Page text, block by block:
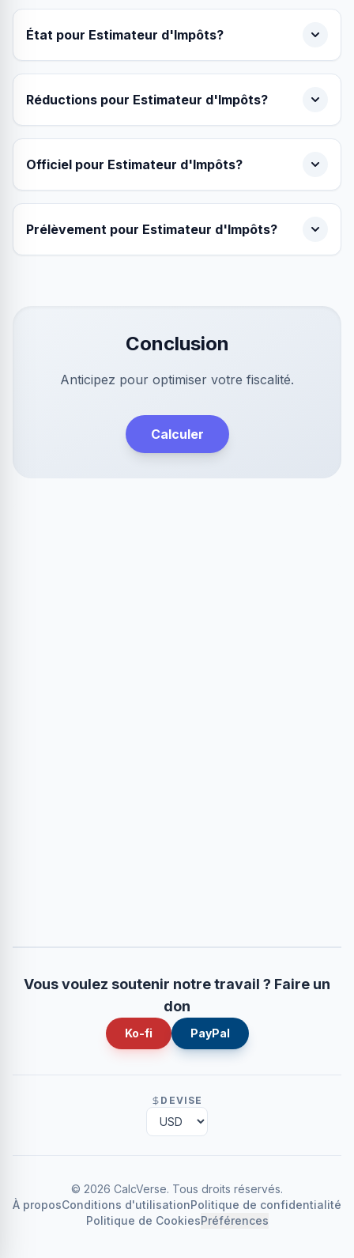
État pour Estimateur d'Impôts?
Réductions pour Estimateur d'Impôts?
Officiel pour Estimateur d'Impôts?
Prélèvement pour Estimateur d'Impôts?
Conclusion
Anticipez pour optimiser votre fiscalité.
Calculer
Vous voulez soutenir notre travail ? Faire un
don
Ko-fi PayPal
DEVISE
© 2026 CalcVerse. Tous droits réservés.
À proposConditions d'utilisationPolitique de confidentialité
Politique de CookiesPréférences